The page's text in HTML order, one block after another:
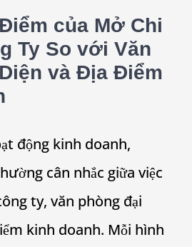
của Mở Chi
Ty So với Văn
và Địa Điểm
động kinh doanh,
cân nhắc giữa việc
ty, văn phòng đại
kinh doanh. Mỗi hình